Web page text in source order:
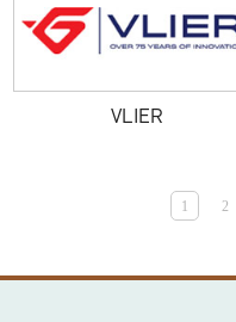
VLIER
1 2